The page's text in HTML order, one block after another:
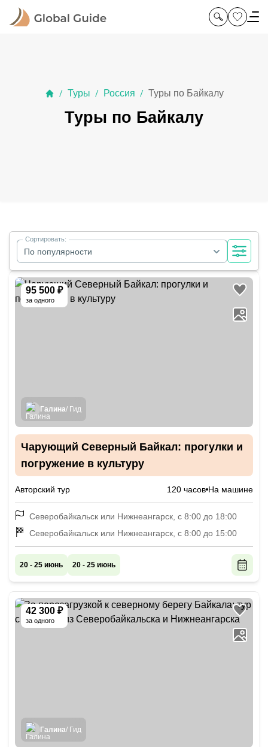
/ Туры / Россия / Туры по Байкалу
Туры по Байкалу
По популярности
Сортировать:
95 500 ₽
за одного
Галина/ Гид
Чарующий Северный Байкал: прогулки и
погружение в культуру
Авторский тур 120 часов На машине
Северобайкальск или Нижнеангарск, с 8:00 до 18:00
Северобайкальск или Нижнеангарск, с 8:00 до 15:00
20 - 25 июнь 20 - 25 июнь
42 300 ₽
за одного
Галина/ Гид